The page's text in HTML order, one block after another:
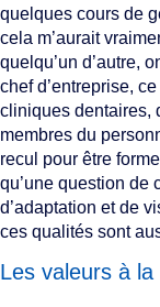
quelques cours de
cela m’aurait
quelqu’un d’autre,
chef d’entreprise,
cliniques dentaires,
membres du
recul pour être
qu’une question de
d’adaptation et de
ces qualités sont
Les valeurs à